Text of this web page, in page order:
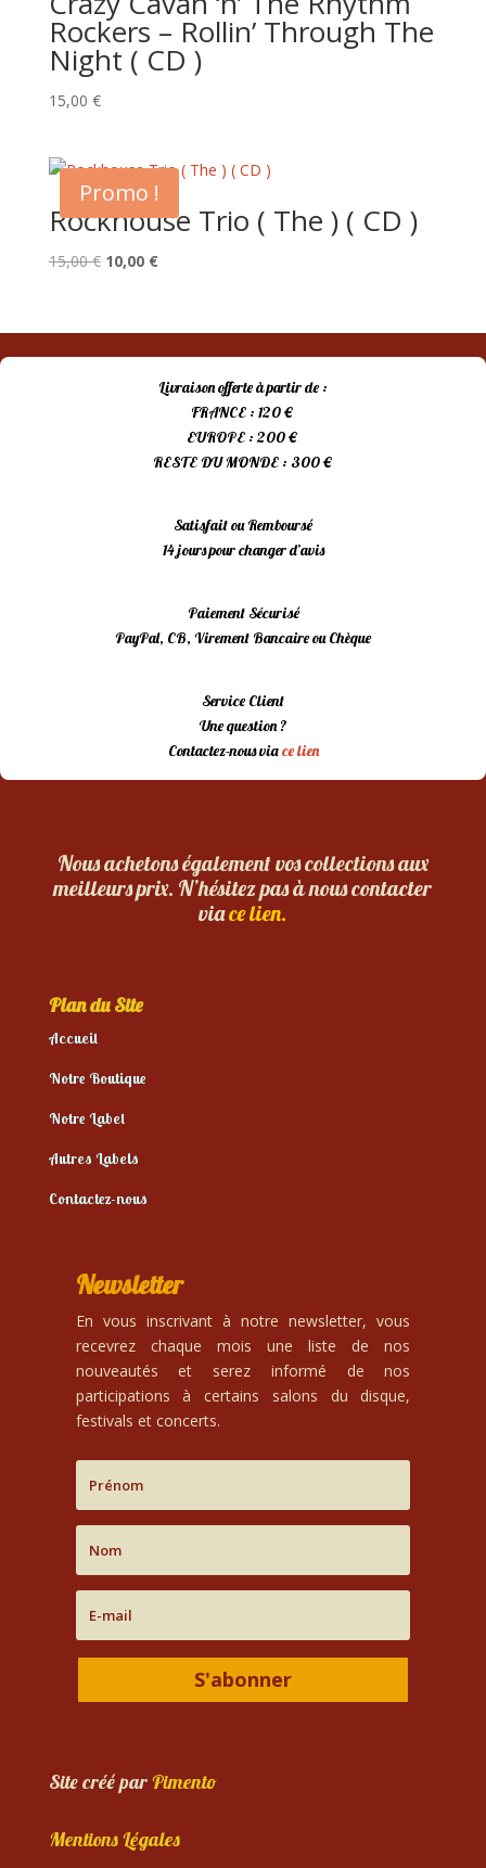
Rockers – Rollin’ Through The
Night ( CD )
15,00 €
Promo !
Rockhouse Trio ( The ) ( CD )
15,00€ Le
était :
15,00 €.
10,00 €Le
est :
10,00 €.
Livraison offerte à partir de :
FRANCE : 120 €
EUROPE : 200 €
RESTE DU MONDE : 300 €
Satisfait ou Remboursé
14 jours pour changer d’avis
Paiement Sécurisé
PayPal, CB, Virement Bancaire ou Chèque
Service Client
Une question ?
Contactez-nous viace lien
Nous achetons également vos collections aux
meilleurs prix. N’hésitez pas à nous contacter
viace lien.
Plan du Site
Accueil
Notre Boutique
Notre Label
Autres Labels
Contactez-nous
Newsletter
En vous inscrivant à notre newsletter, vous
recevrez chaque mois une liste de nos
nouveautés et serez informé de nos
participations à certains salons du disque,
festivals et concerts.
S'abonner
Site créé parPimento
Mentions Légales